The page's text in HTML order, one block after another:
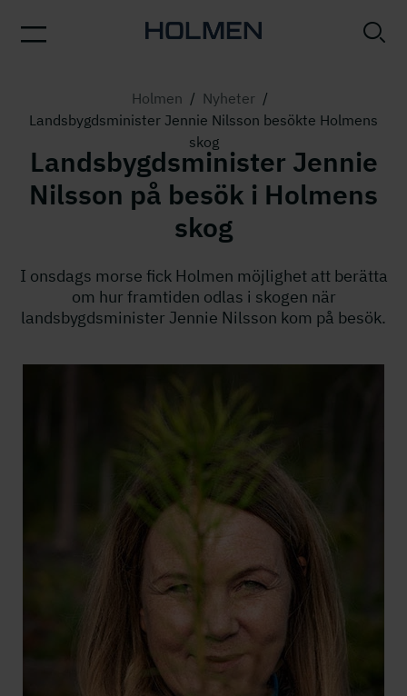
Holmen / Nyheter /
Landsbygdsminister Jennie Nilsson besökte Holmens
skog
Landsbygdsminister Jennie
Nilsson på besök i Holmens
skog
I onsdags morse fick Holmen möjlighet att berätta
om hur framtiden odlas i skogen när
landsbygdsminister Jennie Nilsson kom på besök.